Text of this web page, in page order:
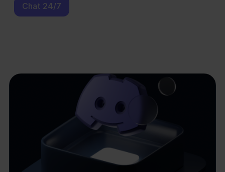
Chat 24/7